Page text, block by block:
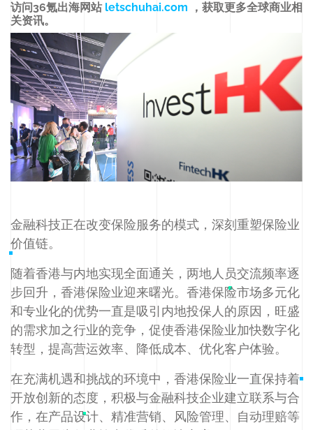
访问36氪出海网站 letschuhai.com ，获取更多全球商业相
关资讯。
金融科技正在改变保险服务的模式，深刻重塑保险业
价值链。
随着香港与内地实现全面通关，两地人员交流频率逐
步回升，香港保险业迎来曙光。香港保险市场多元化
和专业化的优势一直是吸引内地投保人的原因，旺盛
的需求加之行业的竞争，促使香港保险业加快数字化
转型，提高营运效率、降低成本、优化客户体验。
在充满机遇和挑战的环境中，香港保险业一直保持着
开放创新的态度，积极与金融科技企业建立联系与合
作，在产品设计、精准营销、风险管理、自动理赔等